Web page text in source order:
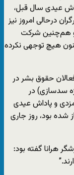
و پاداش عیدی سال قبل،
درحالی امروز نیز
و هم‌چنین شرکت
هیچ توجهی نکرده
حقوق بشر در
سدسازی) در
۵ ماه معوقات مزدی و پاداش عیدی
شده بود، روز جاری
هرانا گفته بود: